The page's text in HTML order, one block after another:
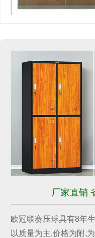
厂家直销
欧冠联赛压球具有8年
以质量为主,价格为附,